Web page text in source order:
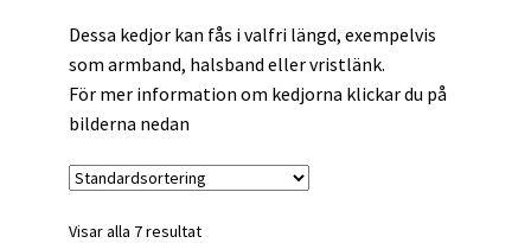
Kassan
Mitt konto
Dessa kedjor kan fås i valfri längd, exempelvis
som armband, halsband eller vristlänk.
För mer information om kedjorna klickar du på
bilderna nedan
Visar alla 7 resultat